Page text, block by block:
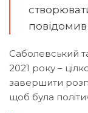
Саболевський
2021 року –
завершити
щоб була